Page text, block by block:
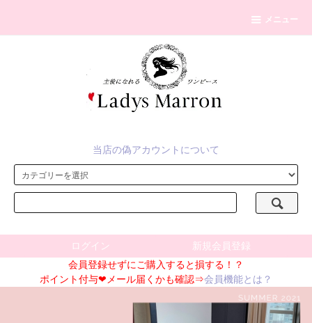
メニュー
当店の偽アカウントについて
ログイン
新規会員登録
会員登録せずにご購入すると損する！？
ポイント付与❤メール届くかも確認⇒会員機能とは？